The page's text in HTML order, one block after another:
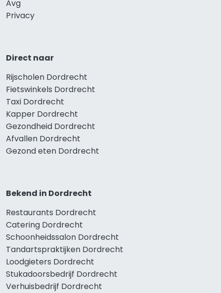
Avg
Privacy
Direct naar
Rijscholen Dordrecht
Fietswinkels Dordrecht
Taxi Dordrecht
Kapper Dordrecht
Gezondheid Dordrecht
Afvallen Dordrecht
Gezond eten Dordrecht
Bekend in Dordrecht
Restaurants Dordrecht
Catering Dordrecht
Schoonheidssalon Dordrecht
Tandartspraktijken Dordrecht
Loodgieters Dordrecht
Stukadoorsbedrijf Dordrecht
Verhuisbedrijf Dordrecht